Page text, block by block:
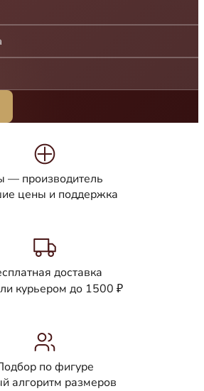
— производитель
цены и поддержка
доставка
курьером до 1500 ₽
по фигуре
алгоритм размеров